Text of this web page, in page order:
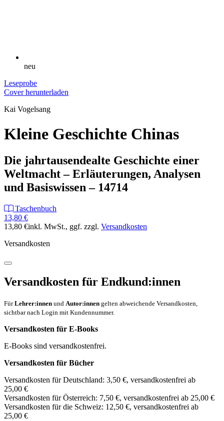
neu
Leseprobe
Cover herunterladen
Kai Vogelsang
Kleine Geschichte Chinas
Die jahrtausendealte Geschichte einer
Weltmacht – Erläuterungen, Analysen
und Basiswissen – 14714
Taschenbuch
13,80 €
13,80 €inkl. MwSt., ggf. zzgl. Versandkosten
Versandkosten
Versandkosten für Endkund:innen
FürLehrer:innen und Autor:innen gelten abweichende Versandkosten,
sichtbar nach Login mit Kundennummer.
Versandkosten für E-Books
E-Books sind versandkostenfrei.
Versandkosten für Bücher
Versandkosten für Deutschland: 3,50 €, versandkostenfrei ab
25,00 €
Versandkosten für Österreich: 7,50 €, versandkostenfrei ab 25,00 €
Versandkosten für die Schweiz: 12,50 €, versandkostenfrei ab
25,00 €